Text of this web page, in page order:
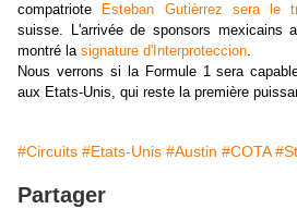
compatriote
Esteban Gutièrrez sera le
suisse. L'arrivée de sponsors mexicains
montré la signature d'Interproteccion.
Nous verrons si la Formule 1 sera
aux Etats-Unis, qui reste la première
#Circuits #Etats-Unis #Austin #COTA
Partager